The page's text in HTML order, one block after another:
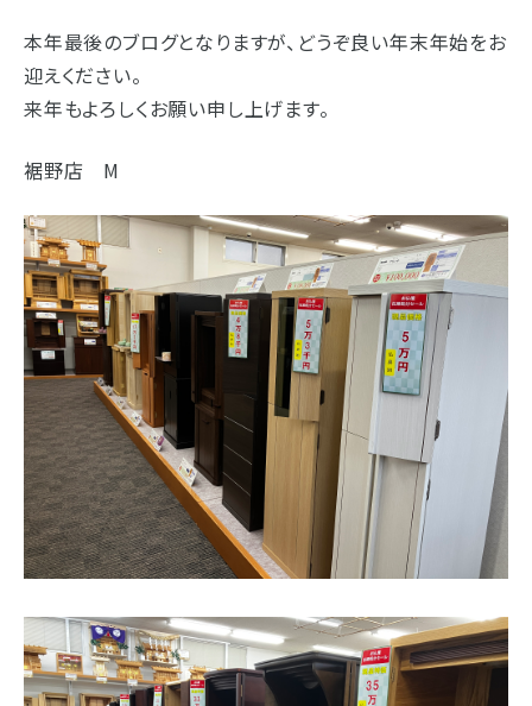
本年最後のブログとなりますが、どうぞ良い年末年始をお
迎えください。
来年もよろしくお願い申し上げます。
裾野店 M